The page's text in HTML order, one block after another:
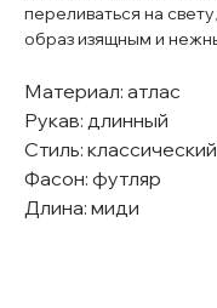
переливаться на
образ изящным и
Материал: атлас
Рукав: длинный
Стиль: классический
Фасон: футляр
Длина: миди